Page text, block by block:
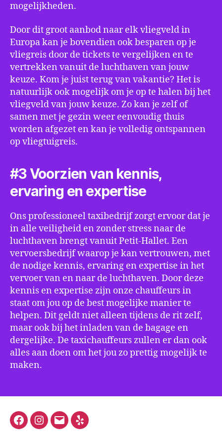
mogelijkheden.
Door dit groot aanbod naar elk vliegveld in
Europa kan je bovendien ook besparen op je
vliegreis door de tickets te vergelijken en te
vertrekken vanuit de luchthaven van jouw
keuze. Kom je juist terug van vakantie? Het is
natuurlijk ook mogelijk om je op te halen bij het
vliegveld van jouw keuze. Zo kan je zelf of
samen met je gezin weer eenvoudig thuis
worden afgezet en kan je volledig ontspannen
op vliegtuigreis.
#3 Voorzien van kennis,
ervaring en expertise
Ons professioneel taxibedrijf zorgt ervoor dat je
in alle veiligheid en zonder stress naar de
luchthaven brengt vanuit Petit-Hallet. Een
vervoersbedrijf waarop je kan vertrouwen, met
de nodige kennis, ervaring en expertise in het
vervoer van en naar de luchthaven. Door deze
kennis en expertise zijn onze chauffeurs in
staat om jou op de best mogelijke manier te
helpen. Dit geldt niet alleen tijdens de rit zelf,
maar ook bij het inladen van de bagage en
dergelijke. De taxichauffeurs zullen er dan ook
alles aan doen om het jou zo prettig mogelijk te
maken.
FacebookInstagram
E-
Yelp